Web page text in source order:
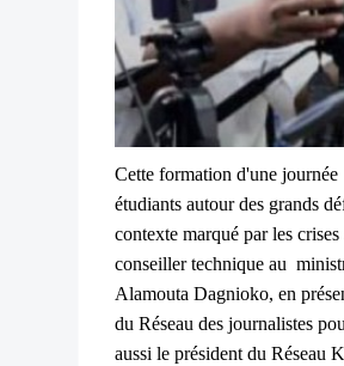
Cette formation d'une journée
étudiants autour des grands
contexte marqué par les
conseiller technique au
Alamouta Dagnioko, en
du Réseau des journalistes
aussi le président du